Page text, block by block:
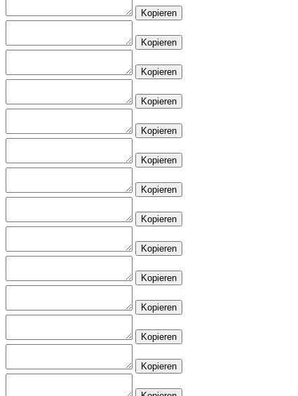
Kopieren
Kopieren
Kopieren
Kopieren
Kopieren
Kopieren
Kopieren
Kopieren
Kopieren
Kopieren
Kopieren
Kopieren
Kopieren